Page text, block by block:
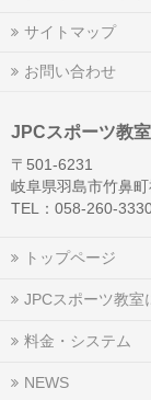
サイトマップ
お問い合わせ
JPCスポーツ教
〒501-6231
岐阜県羽島市竹鼻
TEL：058-260-
トップページ
JPCスポーツ教室
料金・システム
NEWS